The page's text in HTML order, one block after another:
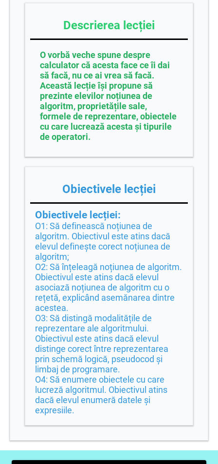
Descrierea lecției
O vorbă veche spune despre
calculator că acesta face ce îi dai
să facă, nu ce ai vrea să facă.
Această lecție își propune să
prezinte elevilor noțiunea de
algoritm, proprietățile sale,
formele de reprezentare, obiectele
cu care lucrează acesta și tipurile
de operatori.
Obiectivele lecției
Obiectivele lecției:
O1: Să definească noțiunea de
algoritm. Obiectivul este atins dacă
elevul definește corect noțiunea de
algoritm;
O2: Să înțeleagă noțiunea de algoritm.
Obiectivul este atins dacă elevul
asociază noțiunea de algoritm cu o
rețetă, explicând asemănarea dintre
acestea.
O3: Să distingă modalitățile de
reprezentare ale algoritmului.
Obiectivul este atins dacă elevul
distinge corect între reprezentarea
prin schemă logică, pseudocod și
limbaj de programare.
O4: Să enumere obiectele cu care
lucreză algoritmul. Obiectivul atins
dacă elevul enumeră datele și
expresiile.